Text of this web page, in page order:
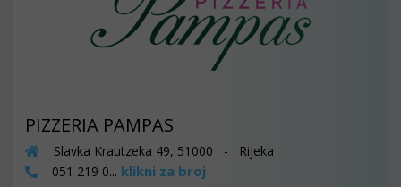
PIZZERIA PAMPAS
Slavka Krautzeka 49, 51000 - Rijeka
051 219 0... klikni za broj